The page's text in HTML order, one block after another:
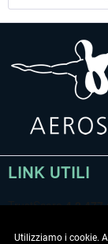
LINK UTILI
Utilizziamo i cookie.